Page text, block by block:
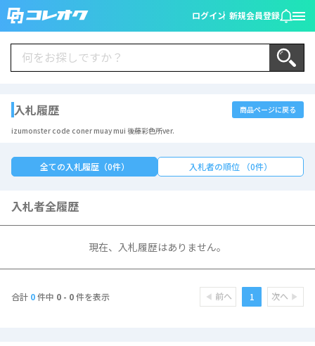
ログイン 新規会員登録
入札履歴
商品ページに戻る
izumonster code coner muay mui 後藤彩色所ver.
全ての入札履歴（0件） 入札者の順位 （0件）
入札者全履歴
現在、入札履歴はありません。
合計 0件中 0 - 0件を表示 前へ 1 次へ